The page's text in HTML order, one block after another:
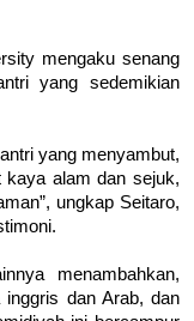
mengaku senang
yang sedemikian
yang menyambut,
kaya alam dan sejuk,
ungkap Seitaro,
menambahkan,
dan Arab, dan